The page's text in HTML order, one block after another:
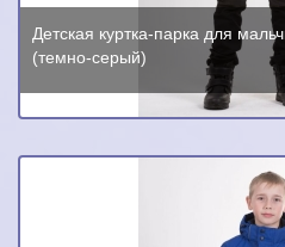
Детская куртка-парка для
(темно-серый)